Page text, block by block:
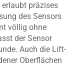
erlaubt präzises
des Sensors
völlig ohne
der Sensor
Auch die Lift-
Oberflächen